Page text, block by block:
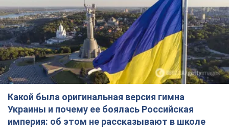
Какой была оригинальная версия гимна
Украины и почему ее боялась Российская
империя: об этом не рассказывают в школе